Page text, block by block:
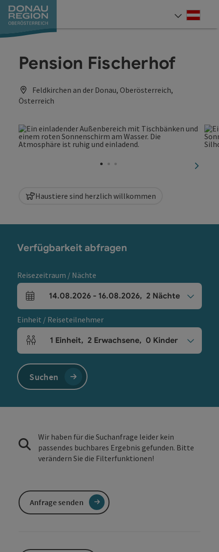
Zum Inhalt
Zur Navigation
Zum Seitenanfang
Zur Kontaktseite
Zum Impressum
Zur Startseite
Pension Fischerhof
Feldkirchen an der Donau, Oberösterreich,
Österreich
Haustiere sind herzlich willkommen
Verfügbarkeit abfragen
Reisezeitraum / Nächte
An- und Abreisefelder
14.08.2026 - 16.08.2026, 2 Nächte
Einheit / Reiseteilnehmer
Einheitenanzahl und Personenfelder
1 Einheit, 2 Erwachsene, 0 Kinder
Suchen
Wir haben für die Suchanfrage leider kein
passendes buchbares Ergebnis gefunden. Bitte
verändern Sie die Filterfunktionen!
Anfrage senden